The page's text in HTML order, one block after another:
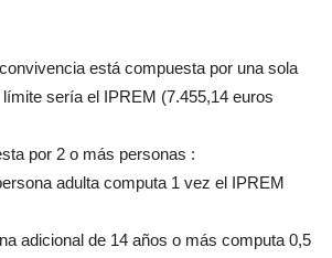
está compuesta por una sola
sería el IPREM (7.455,14 euros
por 2 o más personas :
adulta computa 1 vez el IPREM
adicional de 14 años o más computa 0,5